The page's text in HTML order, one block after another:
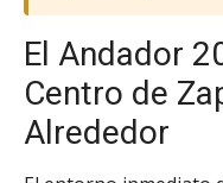
El Andador
Centro de
Alrededor